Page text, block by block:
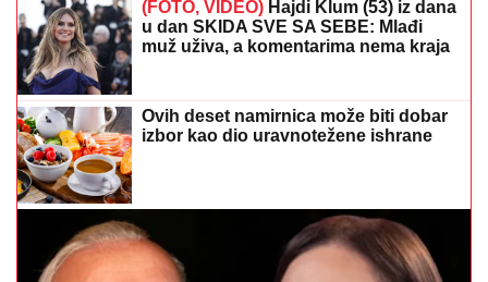
Ovih deset namirnica može biti dobar